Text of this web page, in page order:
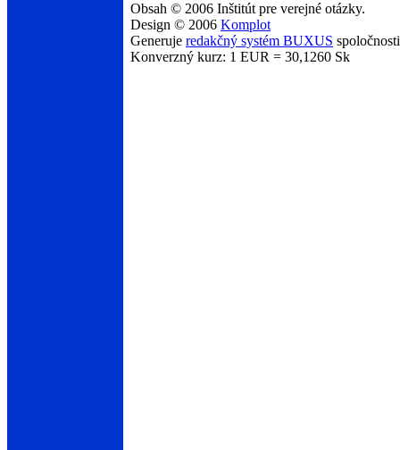
Obsah © 2006 Inštitút pre verejné otázky.
Design © 2006 Komplot
Generuje redakčný systém BUXUS
Konverzný kurz: 1 EUR = 30,1260 Sk